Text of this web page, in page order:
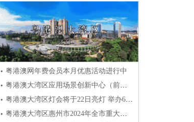
粤港澳网年费会员本月优惠活动进行中